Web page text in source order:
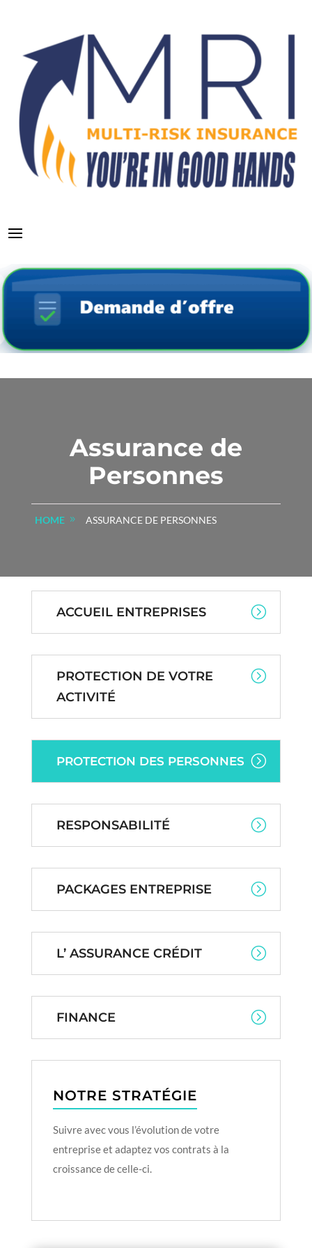
Assurance de
Personnes
HOME ASSURANCE DE PERSONNES
ACCUEIL ENTREPRISES
PROTECTION DE VOTRE
ACTIVITÉ
PROTECTION DES PERSONNES
RESPONSABILITÉ
PACKAGES ENTREPRISE
L’ ASSURANCE CRÉDIT
FINANCE
NOTRE STRATÉGIE
Suivre avec vous l’évolution de votre
entreprise et adaptez vos contrats à la
croissance de celle-ci.